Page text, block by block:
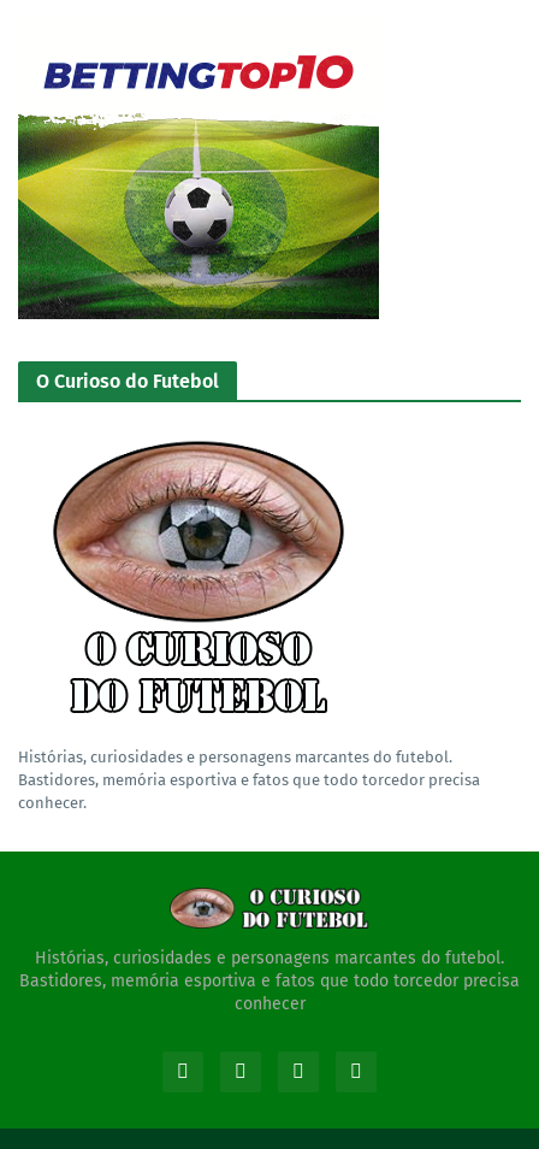
O Curioso do Futebol
Histórias, curiosidades e personagens marcantes do futebol.
Bastidores, memória esportiva e fatos que todo torcedor precisa
conhecer.
Histórias, curiosidades e personagens marcantes do futebol.
Bastidores, memória esportiva e fatos que todo torcedor precisa
conhecer